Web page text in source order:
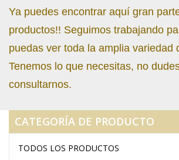
Ya puedes encontrar aquí gran
productos!! Seguimos trabajando
puedas ver toda la amplia variedad
Tenemos lo que necesitas, no
consultarnos.
CATEGORÍA DE PRODUCTO
TODOS LOS PRODUCTOS